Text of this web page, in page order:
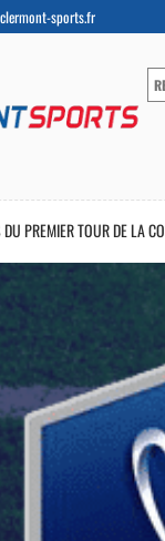
sports.fr
PREMIER TOUR DE LA